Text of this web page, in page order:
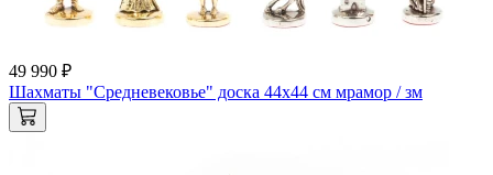
49 990 ₽
Шахматы "Средневековье" доска 44х44 см мрамор / зм